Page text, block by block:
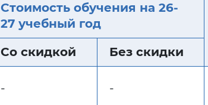
Стоимость обучения на 26-
27 учебный год
Со скидкой
Без скидки
- -